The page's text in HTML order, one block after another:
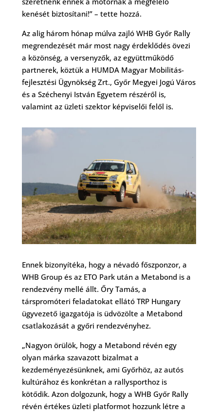
kenését biztosítani!” – tette hozzá.
Az alig három hónap múlva zajló WHB Győr Rally
megrendezését már most nagy érdeklődés övezi
a közönség, a versenyzők, az együttműködő
partnerek, köztük a HUMDA Magyar Mobilitás-
fejlesztési Ügynökség Zrt., Győr Megyei Jogú Város
és a Széchenyi István Egyetem részéről is,
valamint az üzleti szektor képviselői felől is.
Ennek bizonyítéka, hogy a névadó főszponzor, a
WHB Group és az ETO Park után a Metabond is a
rendezvény mellé állt. Őry Tamás, a
társpromóteri feladatokat ellátó TRP Hungary
ügyvezető igazgatója is üdvözölte a Metabond
csatlakozását a győri rendezvényhez.
„Nagyon örülök, hogy a Metabond révén egy
olyan márka szavazott bizalmat a
kezdeményezésünknek, ami Győrhöz, az autós
kultúrához és konkrétan a rallysporthoz is
kötődik. Azon dolgozunk, hogy a WHB Győr Rally
révén értékes üzleti platformot hozzunk létre a